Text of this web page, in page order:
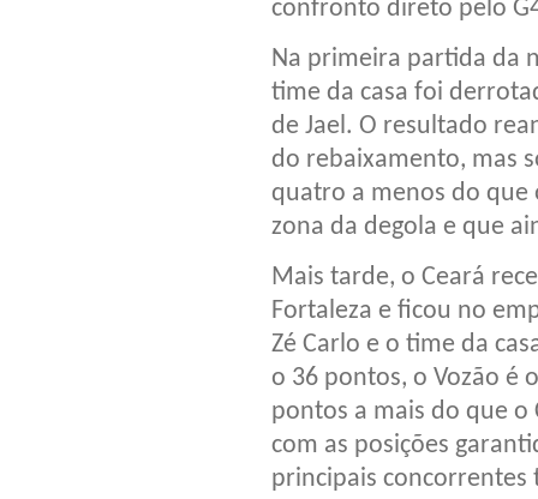
confronto direto pelo
Na primeira partida da
time da casa foi
de Jael. O resultado
do rebaixamento, mas
quatro a menos do
zona da degola e que
Mais tarde, o Ceará
Fortaleza e ficou no
Zé Carlo e o time da
o 36 pontos, o Vozão é
pontos a mais do que o
com as posições
principais concorrentes